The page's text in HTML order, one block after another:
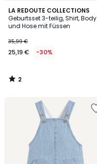
LA REDOUTE COLLECTIONS
Geburtsset 3-teilig, Shirt, Body
und Hose mit Füssen
35,99 €
25,19 € -30%
2
/
5
2
/